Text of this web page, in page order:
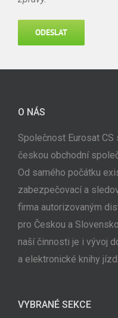
O NÁS
Společnost Eurosat
českou obchodní
Od samého počátku
zabezpečovací a
firma autorizovaným
pro Českou a
naší činnosti je i vývoj
a elektronické knihy jízd
VYBRANÉ SEKCE